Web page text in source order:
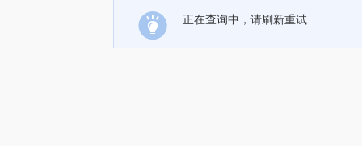
正在查询中，请刷新重试